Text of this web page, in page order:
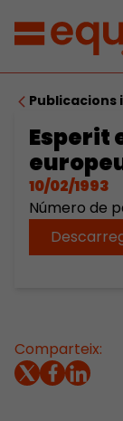
Publicacions
Esperit
10/02/1993
Número de
Comparteix: